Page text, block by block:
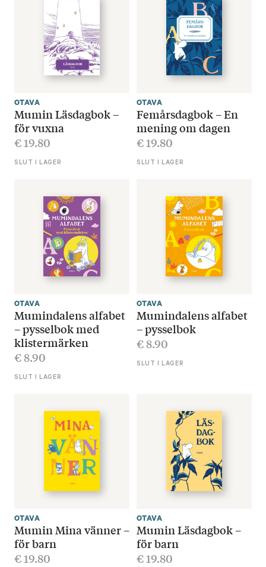
OTAVA
Mumin Läsdagbok –
för vuxna
€19.80
SLUT I LAGER
OTAVA
Femårsdagbok – En
mening om dagen
€19.80
SLUT I LAGER
OTAVA
Mumindalens alfabet
– pysselbok med
klistermärken
€8.90
SLUT I LAGER
OTAVA
Mumindalens alfabet
– pysselbok
€8.90
SLUT I LAGER
OTAVA
Mumin Mina vänner –
för barn
€19.80
OTAVA
Mumin Läsdagbok –
för barn
€19.80